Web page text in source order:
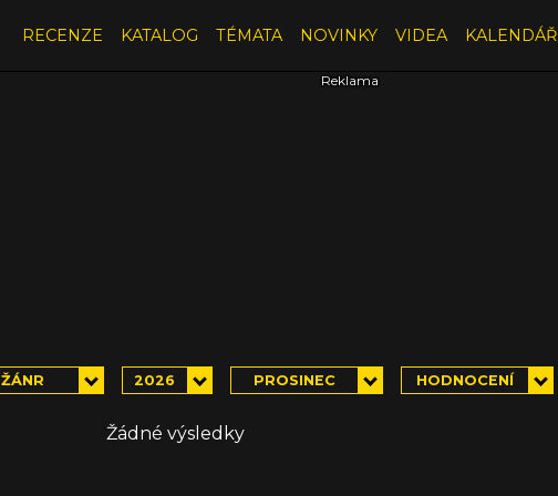
RECENZE KATALOG TÉMATA NOVINKY VIDEA KALENDÁŘ
ŽÁNR 2026 PROSINEC HODNOCENÍ
Žádné výsledky